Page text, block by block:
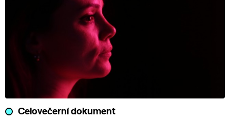
Celovečerní dokument